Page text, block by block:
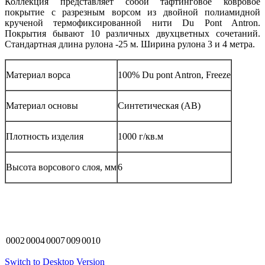
покрытие с разрезным ворсом из двойной полиамидной
крученой термофиксированной нити Du Pont Antron.
Покрытия бывают 10 различных двухцветных сочетаний.
Стандартная длина рулона -25 м. Ширина рулона 3 и 4 метра.
Материал ворса 100% Du pont Antron, Freeze
Материал основы Синтетическая (АВ)
Плотность изделия 1000 г/кв.м
Высота ворсового слоя, мм6
0002000400070090010
Switch to Desktop Version